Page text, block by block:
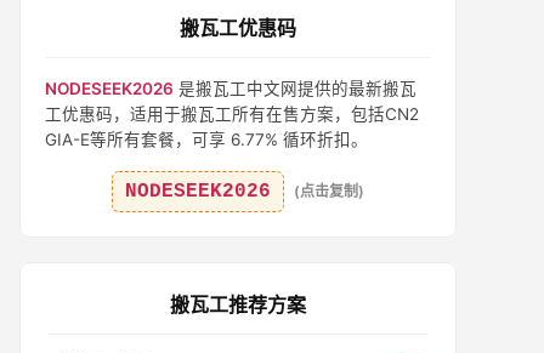
搬瓦工优惠码
NODESEEK2026 是搬瓦工中文网提供的最新搬瓦
工优惠码，适用于搬瓦工所有在售方案，包括CN2
GIA-E等所有套餐，可享 6.77% 循环折扣。
NODESEEK2026 (点击复制)
搬瓦工推荐方案